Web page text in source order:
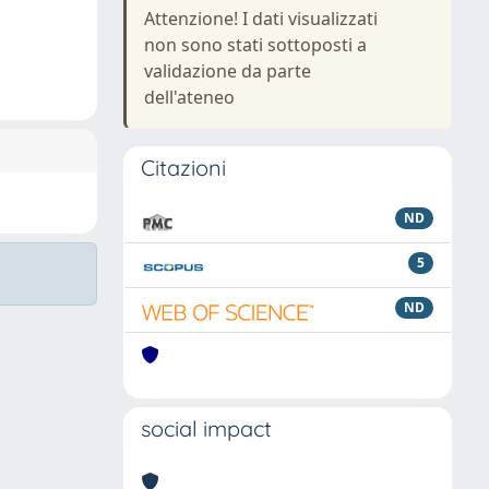
Attenzione! I dati visualizzati
non sono stati sottoposti a
validazione da parte
dell'ateneo
Citazioni
ND
5
ND
social impact